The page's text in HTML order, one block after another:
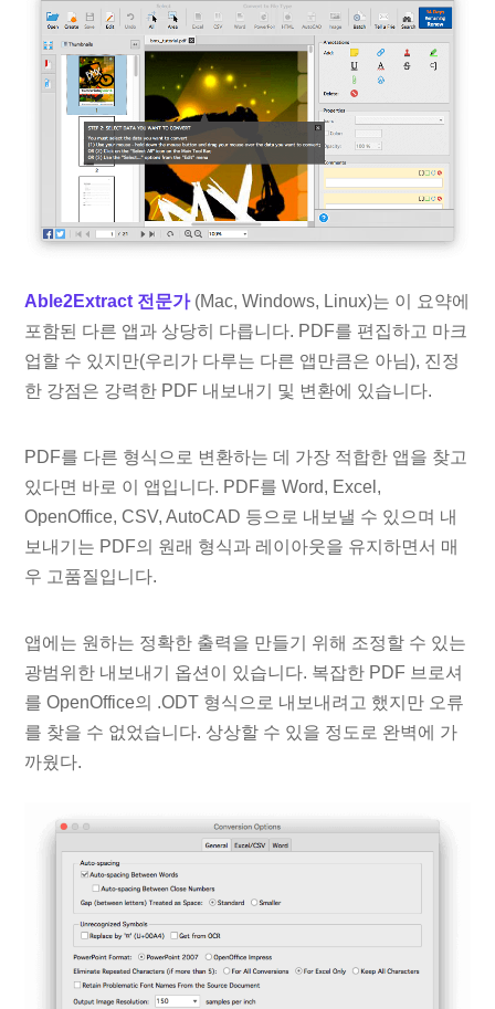
Able2Extract 전문가(Mac, Windows, Linux)는 이 요약에
포함된 다른 앱과 상당히 다릅니다. PDF를 편집하고 마크
업할 수 있지만(우리가 다루는 다른 앱만큼은 아님), 진정
한 강점은 강력한 PDF 내보내기 및 변환에 있습니다.
PDF를 다른 형식으로 변환하는 데 가장 적합한 앱을 찾고
있다면 바로 이 앱입니다. PDF를 Word, Excel,
OpenOffice, CSV, AutoCAD 등으로 내보낼 수 있으며 내
보내기는 PDF의 원래 형식과 레이아웃을 유지하면서 매
우 고품질입니다.
앱에는 원하는 정확한 출력을 만들기 위해 조정할 수 있는
광범위한 내보내기 옵션이 있습니다. 복잡한 PDF 브로셔
를 OpenOffice의 .ODT 형식으로 내보내려고 했지만 오류
를 찾을 수 없었습니다. 상상할 수 있을 정도로 완벽에 가
까웠다.